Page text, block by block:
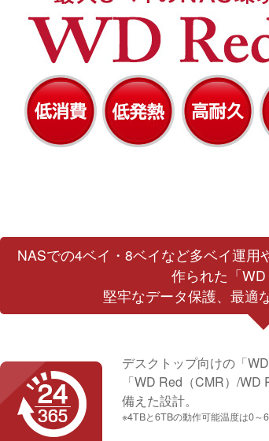
NASでの4ベイ・8ベイなど多ベイ運用
作られた「
堅牢なデータ保護、最適
デスクトップ向けの「
「WD Red（CMR）/
備えた設計。
※4TBと6TBの動作可能温度は0～